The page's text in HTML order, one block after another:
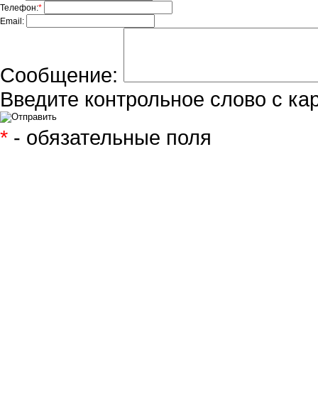
Телефон:*
Email:
Сообщение:
Введите контрольное слово с
* - обязательные поля